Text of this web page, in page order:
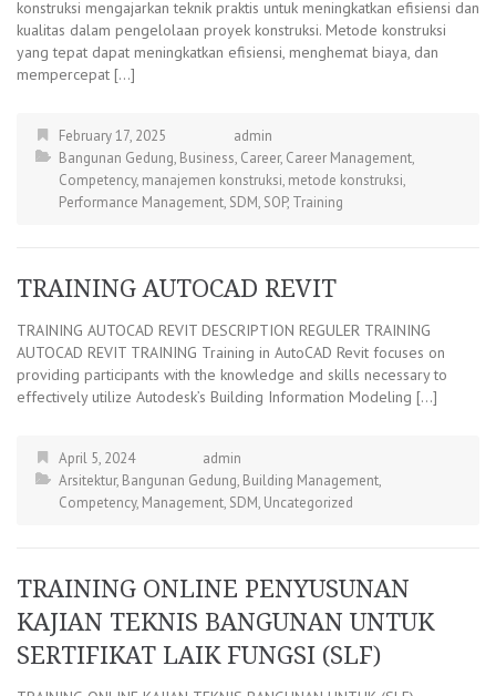
konstruksi mengajarkan teknik praktis untuk meningkatkan efisiensi dan
kualitas dalam pengelolaan proyek konstruksi. Metode konstruksi
yang tepat dapat meningkatkan efisiensi, menghemat biaya, dan
mempercepat […]
February 17, 2025
admin
Bangunan Gedung, Business, Career, Career Management,
Competency, manajemen konstruksi, metode konstruksi,
Performance Management, SDM, SOP, Training
TRAINING AUTOCAD REVIT
TRAINING AUTOCAD REVIT DESCRIPTION REGULER TRAINING
AUTOCAD REVIT TRAINING Training in AutoCAD Revit focuses on
providing participants with the knowledge and skills necessary to
effectively utilize Autodesk’s Building Information Modeling […]
April 5, 2024
admin
Arsitektur, Bangunan Gedung, Building Management,
Competency, Management, SDM, Uncategorized
TRAINING ONLINE PENYUSUNAN
KAJIAN TEKNIS BANGUNAN UNTUK
SERTIFIKAT LAIK FUNGSI (SLF)